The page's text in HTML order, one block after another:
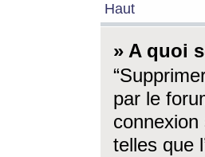
Haut
» A quoi
par le
telles que